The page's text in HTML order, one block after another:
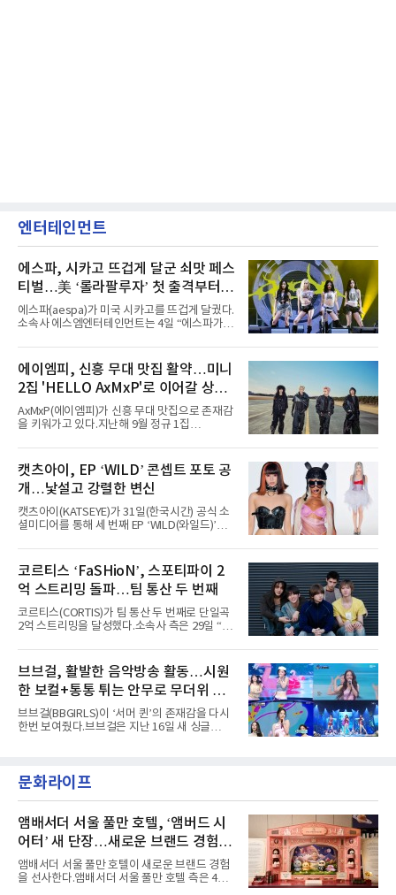
엔터테인먼트
에스파, 시카고 뜨겁게 달군 쇠맛 페스
티벌…美 ‘롤라팔루자’ 첫 출격부터
증명한 존재감
에스파(aespa)가 미국 시카고를 뜨겁게 달궜다.
소속사 에스엠엔터테인먼트는 4일 “에스파가
서 열린 ‘롤라팔루자 시카고’(Lollapalooza
Chicago)의 알리안츠 스테이지에 올랐다”며
“총 14곡으로 구성된 세트리스트를 선사, 데뷔 7
년 차다운 노련한 무대 매너와 파워풀한 에너지
로 현장의 분위기를 압도했다”고 밝혔다.1991
년 시작된 ‘롤라팔루자’는 8개 스테이지, 170여
팀의 아티스트와 40만 명 이상의 관객이 운집하
코르티스 등 K팝 스타들이 출연진 명단에 이름
을 올렸다.이날 에스파는
에이엠피, 신흥 무대 맛집 활약…미니
2집 'HELLO AxMxP'로 이어갈 상승
세
AxMxP(에이엠피)가 신흥 무대 맛집으로 존재감
을 키워가고 있다.지난해 9월 정규 1집
AxMxP는 데뷔 전부터 버스킹과 각종 페스티벌,
공연 무대에 오르며 실전 경험을 쌓아왔다.이들
은 소속사 패밀리 콘서트를 비롯해 '뷰티풀 민트
라이프 2025', '2025 부산국제록페스티벌' 등 대
형 무대에 잇달아 출연해 당찬 에너지와 풋풋한
매력으로 음악팬들의 눈도장을 찍었다.이후
AxMxP는 '카운트다운 판타지 2025-2026',
정적인 실력을 입증했고, 올해 '2026 어썸뮤직
페스티벌', '뷰티풀 민트 라이프 2026', '2026
캣츠아이, EP ‘WILD’ 콘셉트 포토 공
개…낯설고 강렬한 변신
캣츠아이(KATSEYE)가 31일(한국시간) 공식 소
셜미디어를 통해 세 번째 EP ‘WILD(와일드)’의
heart(와일드 하트)’라는 제목이 붙은 콘셉트 포
토에는 멤버들의 본능적이고 야성적인 면모가
강렬하게 담겼다. 짙은 아이섀도와 푸른빛·금빛·
붉은빛의 컬러 렌즈가 비현실적인 분위기를 자
아내고, 여러 원색이 불규칙하게 뒤섞인 멀티컬
러 헤어와 과감한 블루·블랙 립 메이크업이 낯설
고도 매혹적인 비주얼을 완성했다.스타일링 역
엣을 거침없이 결합했다. 멤버들은 각기 다른 개
성을 살린 스타일링을 선
코르티스 ‘FaSHioN’, 스포티파이 2
억 스트리밍 돌파…팀 통산 두 번째
코르티스(CORTIS)가 팀 통산 두 번째로 단일곡
2억 스트리밍을 달성했다.소속사 측은 29일 “코
벌 오디오·음원 스트리밍 플랫폼 스포티파이에
서 27일 자로 누적 재생 수 2억 회를 돌파했
다”고 밝혔다.곡이 발표된 지 약 10개월 만이다.
팀의 첫 번째 2억 스트리밍 곡은 동일 음반에 수
록된 ‘GO!’다. 이 노래는 공개 약 9개월 만인 지
난달 26일 자에 2억 고지를 밟았다. 이는 최근 5
년 내 데뷔한 보이그룹의 곡 중 최단기 2억 달성
했다. “내 티, 5 bucks 바지는, 만원” 등 멤버들
의 라이프 스타일
브브걸, 활발한 음악방송 활동…시원
한 보컬+통통 튀는 안무로 무더위 사
냥
브브걸(BBGIRLS)이 ‘서머 퀸’의 존재감을 다시
한번 보여줬다.브브걸은 지난 16일 새 싱글
MBC '쇼! 음악중심', SBS '인기가요' 등 주요 음
악방송 무대에 올라 화려한 퍼포먼스를 펼쳤다.
력을 앞세워 매 무대 색다른 볼거리를 선사했다.
특히 화사한 파스텔 톤의 비치웨어부터 청량한
마린룩, 햇살 아래 반짝이는 물결을 연상시키는
스커트, 강렬한 붉은 계열의 스타일링까지 각기
다른 매력을 선보였다. 브브걸은 다채로운 여름
패션을 완벽하게 소화하며 보
문화라이프
앰배서더 서울 풀만 호텔, ‘앰버드 시
어터’ 새 단장…새로운 브랜드 경험 선
사
앰배서더 서울 풀만 호텔이 새로운 브랜드 경험
을 선사한다.앰배서더 서울 풀만 호텔 측은 4일